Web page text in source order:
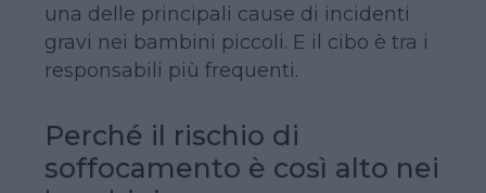
una delle principali cause di incidenti
gravi nei bambini piccoli. E il cibo è tra i
responsabili più frequenti.
Perché il rischio di
soffocamento è così alto nei